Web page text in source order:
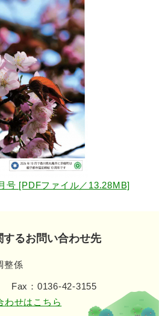
号 [PDFファイル／13.28MB]
するお問い合わせ先
整係
Fax：0136-42-3155
わせはこちら